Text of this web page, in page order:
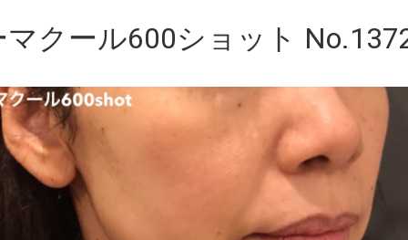
マクール600ショット